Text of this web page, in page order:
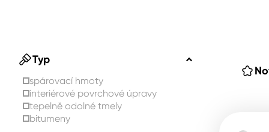
Typ
spárovací hmoty
interiérové ​​povrchové úpravy
tepelně odolné tmely
bitumeny